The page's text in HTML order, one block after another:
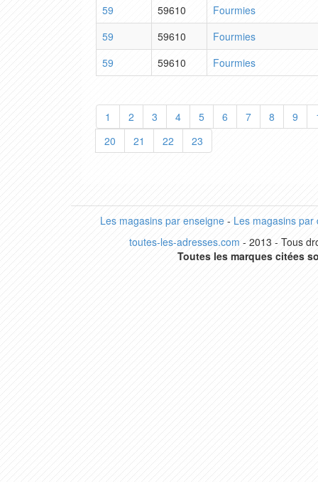
59
59610
Fourmies
59
59610
Fourmies
59
59610 Fourmies
1 2 3 4 5 6 7 8 9
20
21 22 23
Les magasins par enseigne- Les magasins par
toutes-les-adresses.com - 2013 - Tous
Toutes les marques citées